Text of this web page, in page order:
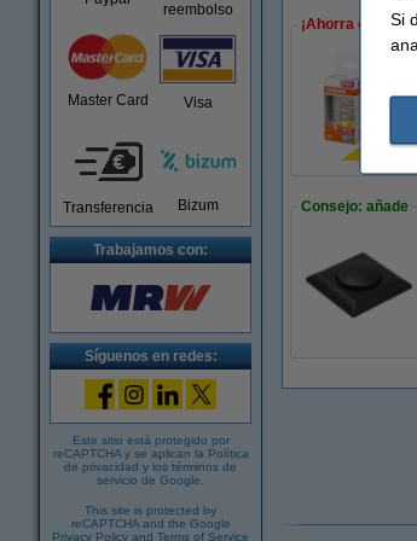
reembolso
Master Card Visa
Transferencia Bizum
Trabajamos con:
Síguenos en redes:
Este sitio está protegido por
reCAPTCHA y se aplican la Política
de privacidad y los términos de
servicio de Google
This site is protected by
reCAPTCHA and the Google
Privacy Policy and Terms of Service
¡Ahorra en pack!
Consejo: añade
Si